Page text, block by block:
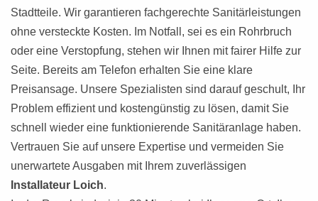
Stadtteile. Wir garantieren fachgerechte Sanitärleistungen
ohne versteckte Kosten. Im Notfall, sei es ein Rohrbruch
oder eine Verstopfung, stehen wir Ihnen mit fairer Hilfe zur
Seite. Bereits am Telefon erhalten Sie eine klare
Preisansage. Unsere Spezialisten sind darauf geschult, Ihr
Problem effizient und kostengünstig zu lösen, damit Sie
schnell wieder eine funktionierende Sanitäranlage haben.
Vertrauen Sie auf unsere Expertise und vermeiden Sie
unerwartete Ausgaben mit Ihrem zuverlässigen
Installateur Loich.